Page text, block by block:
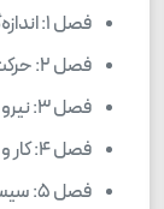
فصل 1: اندازه‌گیری
فصل 2: حرکت در یک بعد
فصل 3: نیرو و قانون نیوتن
فصل 4: کار و انرژی
فصل 5: سیستم‌های صوتی